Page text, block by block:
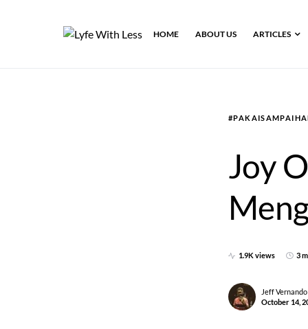
HOME ABOUT US ARTICLES
Joy
1.9K views 3
Jeff Vernando
October 14,